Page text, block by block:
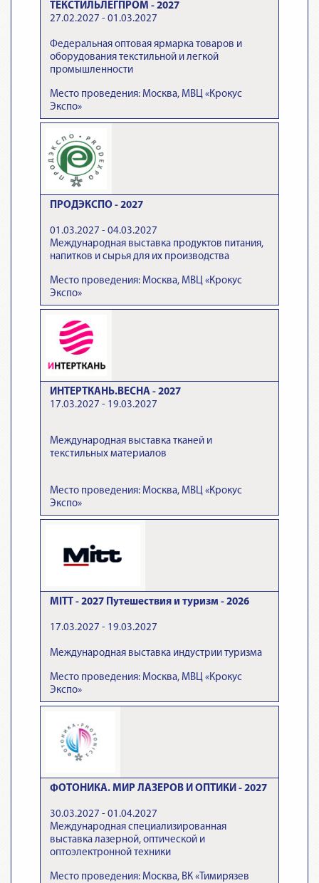
ТЕКСТИЛЬЛЕГПРОМ - 2027
27.02.2027 - 01.03.2027
Федеральная оптовая ярмарка товаров и
оборудования текстильной и легкой
промышленности
Место проведения: Москва, МВЦ «Крокус
Экспо»
ПРОДЭКСПО - 2027
01.03.2027 - 04.03.2027
Международная выставка продуктов питания,
напитков и сырья для их производства
Место проведения: Москва, МВЦ «Крокус
Экспо»
ИНТЕРТКАНЬ.ВЕСНА - 2027
17.03.2027 - 19.03.2027
Международная выставка тканей и
текстильных материалов
Место проведения: Москва, МВЦ «Крокус
Экспо»
MITT - 2027 Путешествия и туризм - 2026
17.03.2027 - 19.03.2027
Международная выставка индустрии туризма
Место проведения: Москва, МВЦ «Крокус
Экспо»
ФОТОНИКА. МИР ЛАЗЕРОВ И ОПТИКИ - 2027
30.03.2027 - 01.04.2027
Международная специализированная
выставка лазерной, оптической и
оптоэлектронной техники
Место проведения: Москва, ВК «Тимирязев